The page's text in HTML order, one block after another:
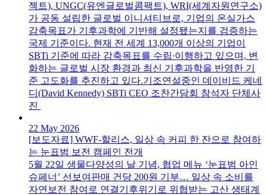
젝트), UNGC(유엔글로벌콤팩트), WRI(세계자원연구소)
가 공동 설립한 글로벌 이니셔티브로, 기업의 온실가스
감축목표가 기후과학에 기반해 설정됐는지를 검증하는
국제 기준이다. 현재 전 세계 13,000개 이상의 기업이
SBTi 기준에 따라 감축목표를 수립∙이행하고 있으며, 변
화하는 글로벌 시장 환경과 최신 기후과학을 반영한 기
준 고도화를 추진하고 있다.기조연설중인 데이비드 케네
디(David Kennedy) SBTi CEO 조찬간담회 참석자 단체사
진
22 May 2026
[보도자료] WWF-할리스, 일상 속 커피 한 잔으로 참여하
는 눈표범 보전 캠페인 전개
5월 22일 생물다양성의 날 기념, 협업 메뉴 ‘눈표범 아인
슈페너’ 선보여판매 건당 200원 기부… 일상 속 소비를
자연보전 참여로 연결기후위기로 위협받는 고산 생태계